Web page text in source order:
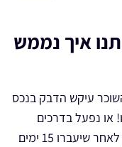
איך נממש
עיקש הדבק בנכס
או נפעל בדרכים
יצירתיות של ניתוק חשמל ומים לממשו. רק לאחר שיעברו 15 ימים